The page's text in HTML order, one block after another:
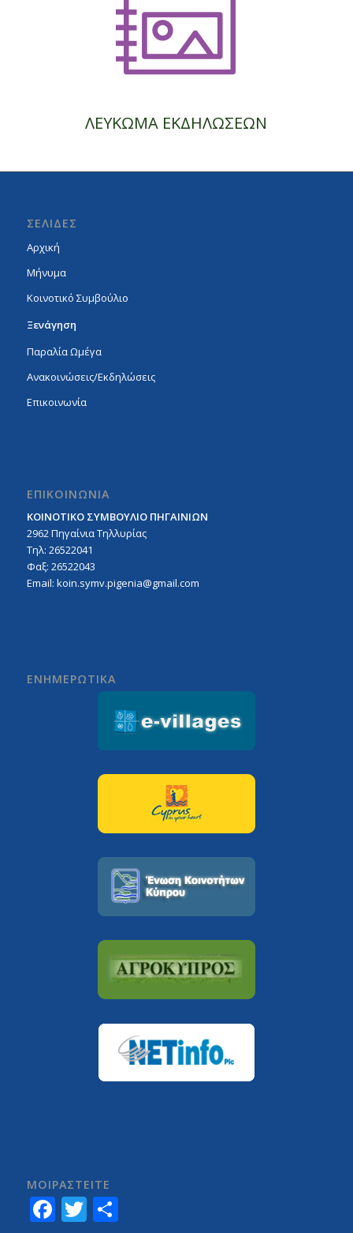
ΛΕΥΚΩΜΑ ΕΚΔΗΛΩΣΕΩΝ
ΣΕΛΙΔΕΣ
Αρχική
Μήνυμα
Κοινοτικό Συμβούλιο
Ξενάγηση
Παραλία Ωμέγα
Ανακοινώσεις/Εκδηλώσεις
Επικοινωνία
ΕΠΙΚΟΙΝΩΝΙΑ
ΚΟΙΝΟΤΙΚΟ ΣΥΜΒΟΥΛΙΟ ΠΗΓΑΙΝΙΩΝ
2962 Πηγαίνια Τηλλυρίας
Τηλ: 26522041
Φαξ: 26522043
Email: koin.symv.pigenia@gmail.com
ΕΝΗΜΕΡΩΤΙΚΑ
ΜΟΙΡΑΣTEITE
Facebook
Twitter
Share